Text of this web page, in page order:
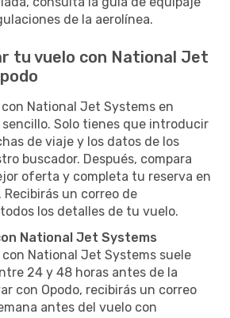
de la aerolínea.
tu vuelo con National Jet
National Jet Systems en
sencillo. Solo tienes que introducir
de viaje y los datos de los
buscador. Después, compara
oferta y completa tu reserva en
Recibirás un correo de
los detalles de tu vuelo.
National Jet Systems
National Jet Systems suele
24 y 48 horas antes de la
con Opodo, recibirás un correo
antes del vuelo con